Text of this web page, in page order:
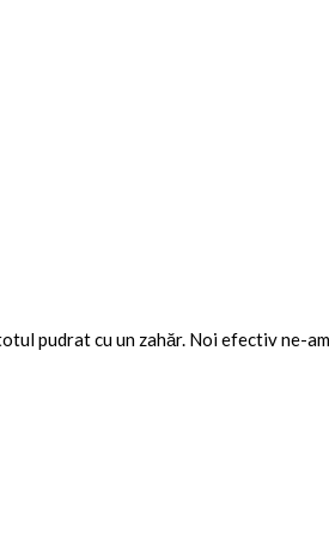
pudrat cu un zahăr. Noi efectiv ne-